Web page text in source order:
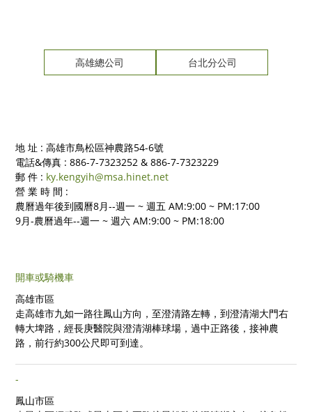
高雄總公司 台北分公司
地 址 : 高雄市鳥松區神農路54-6號
電話&傳真 : 886-7-7323252 & 886-7-7323229
郵 件 : ky.kengyih@msa.hinet.net
營 業 時 間 :
農曆過年後到國曆8月--週一 ~ 週五 AM:9:00 ~ PM:17:00
9月-農曆過年--週一 ~ 週六 AM:9:00 ~ PM:18:00
開車或騎機車
高雄市區
走高雄市九如一路往鳳山方向，至澄清路左轉，到澄清湖大門右
轉大埤路，經長庚醫院與澄清湖棒球場，過中正路後，接神農
路，前行約300公尺即可到達。
-
鳳山市區